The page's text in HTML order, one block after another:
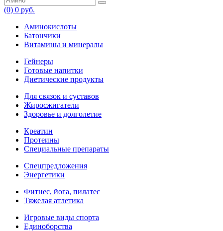
(0) 0 руб.
Аминокислоты
Батончики
Витамины и минералы
Гейнеры
Готовые напитки
Диетические продукты
Для связок и суставов
Жиросжигатели
Здоровье и долголетие
Креатин
Протеины
Специальные препараты
Спецпредложения
Энергетики
Фитнес, йога, пилатес
Тяжелая атлетика
Игровые виды спорта
Единоборства